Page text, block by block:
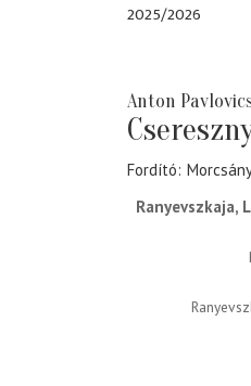
2025/2026
Anton
Fordító
Ranyevszkaja,